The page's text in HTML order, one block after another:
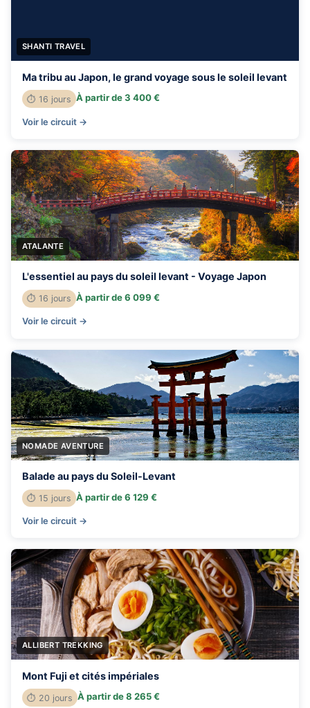
SHANTI TRAVEL
Ma tribu au Japon, le grand voyage sous le soleil levant
⏱ 16 jours À partir de 3 400 €
Voir le circuit →
ATALANTE
L'essentiel au pays du soleil levant - Voyage Japon
⏱ 16 jours À partir de 6 099 €
Voir le circuit →
NOMADE AVENTURE
Balade au pays du Soleil-Levant
⏱ 15 jours À partir de 6 129 €
Voir le circuit →
ALLIBERT TREKKING
Mont Fuji et cités impériales
⏱ 20 jours À partir de 8 265 €